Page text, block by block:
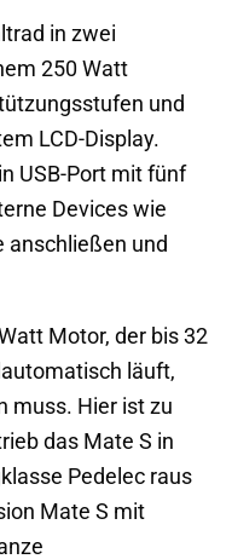
in zwei
250 Watt
und
LCD-Display.
USB-Port mit fünf
Devices wie
anschließen und
Motor, der bis 32
läuft,
muss. Hier ist zu
das Mate S in
Pedelec raus
Mate S mit